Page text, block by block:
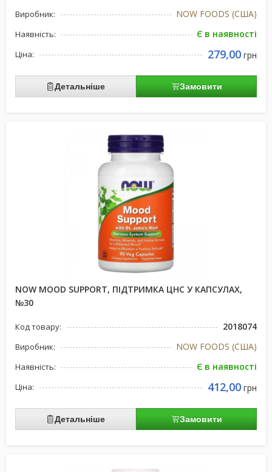
Виробник: NOW FOODS (США)
Наявність: Є в наявності
Ціна: 279,00 грн
Детальніше Замовити
NOW MOOD SUPPORT, ПІДТРИМКА ЦНС У КАПСУЛАХ,
№30
Код товару: 2018074
Виробник: NOW FOODS (США)
Наявність: Є в наявності
Ціна: 412,00 грн
Детальніше Замовити